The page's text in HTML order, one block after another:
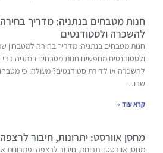
חנות מטבחים בנתניה: מדריך
להשכרה ולסטודנטים
חנות מטבחים בנתניה: מדריך בחירה
ולסטודנטים מחפשים חנות מטבחים בנתניה כדי
להשכרה או לדירת סטודנטים? מעולה. כי
שבו…
קרא עוד »
מחסן אוורסט: יתרונות, חיבור לרצפה
מחסן אוורסט: יתרונות, חיבור לרצפה ופתרונות